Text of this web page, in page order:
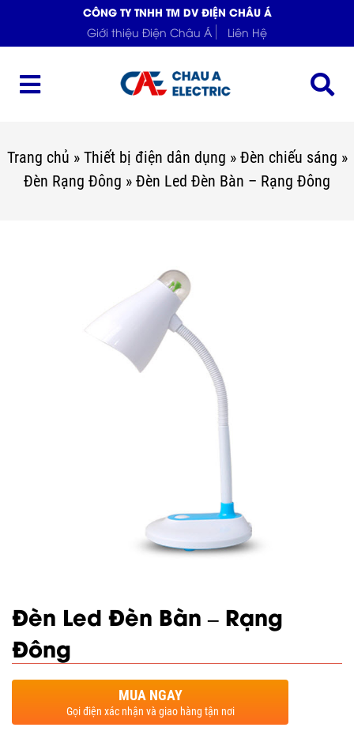
CÔNG TY TNHH TM DV ĐIỆN CHÂU Á
Giới thiệu Điện Châu Á
Liên Hệ
Trang chủ » Thiết bị điện dân dụng » Đèn chiếu sáng »
Đèn Rạng Đông » Đèn Led Đèn Bàn – Rạng Đông
Đèn Led Đèn Bàn – Rạng
Đông
MUA NGAY
Gọi điện xác nhận và giao hàng tận nơi